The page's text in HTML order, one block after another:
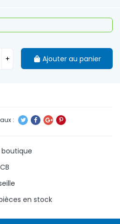
en stock
+ Ajouter au panier